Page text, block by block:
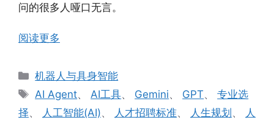
问的很多人哑口无言。
阅读更多
分
类
机器人与具身智能
标
AI Agent、AI工具、 Gemini、 GPT、专业选
择、 人工智能(AI)、 人才招聘标准、 人生规划 、
人